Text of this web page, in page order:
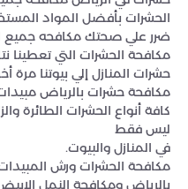
الحشرات بأفضل المواد
ضرر علي صحتك مكافحه جميع
مكافحة الحشرات التي تعطينا
حشرات المنازل إلي بيوتنا مرة
مكافحة حشرات بالرياض
كافة أنواع الحشرات الطائرة
ليس فقط
في المنازل والبيوت.
مكافحة الحشرات ورش
بالرياض ومكافحة النمل